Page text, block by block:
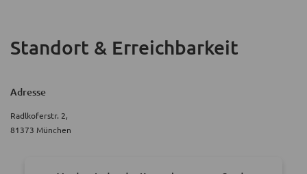
Standort & Erreichbarkeit
Adresse
Radlkoferstr. 2,
81373 München